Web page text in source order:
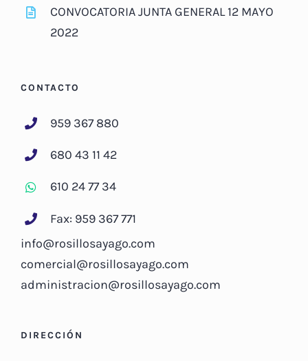
CONVOCATORIA JUNTA GENERAL 12 MAYO
2022
CONTACTO
959 367 880
680 43 11 42
610 24 77 34
Fax: 959 367 771
info@rosillosayago.com
comercial@rosillosayago.com
administracion@rosillosayago.com
DIRECCIÓN